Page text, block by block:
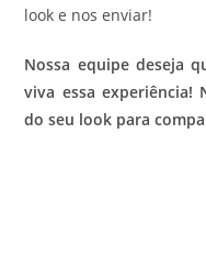
look e nos enviar!
Nossa equipe deseja
viva essa
do seu look para